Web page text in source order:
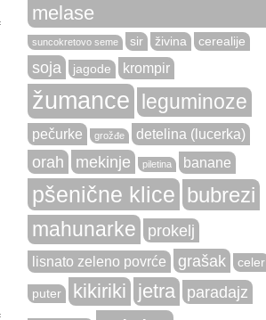
melase
suncokretovo seme sir živina cerealije
soja jagode krompir
žumance leguminoze
pečurke grožđe detelina (lucerka)
orah mekinje piletina banane
pšenične klice bubrezi
mahunarke prokelj
lisnato zeleno povrće grašak celer
puter kikiriki jetra paradajz